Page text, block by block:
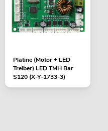
Platine (Motor + LED
Treiber) LED TMH Bar
S120 (X-Y-1733-3)